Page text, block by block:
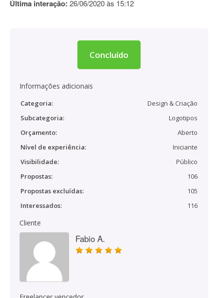
Última interação: 26/06/2020 às 15:12
Concluído
Informações adicionais
Categoria:
Design & Criação
Subcategoria:
Logotipos
Orçamento:
Aberto
Nível de experiência:
Iniciante
Visibilidade:
Público
Propostas:
106
Propostas excluídas:
105
Interessados:
116
Cliente
Fabio A.